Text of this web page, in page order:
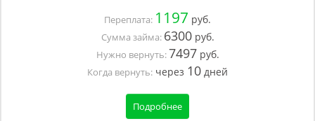
Переплата: 1197 руб.
Сумма займа: 6300руб.
Нужно вернуть:7497руб.
Когда вернуть: через 10 дней
Подробнее